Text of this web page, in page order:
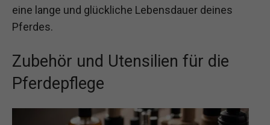
eine lange und glückliche Lebensdauer deines
Pferdes.
Zubehör und Utensilien für die
Pferdepflege